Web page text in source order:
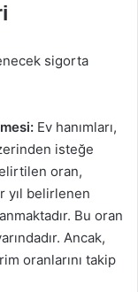
sigorta
Ev hanımları,
isteğe
oran,
yıl belirlenen
Bu oran
Ancak,
oranlarını takip